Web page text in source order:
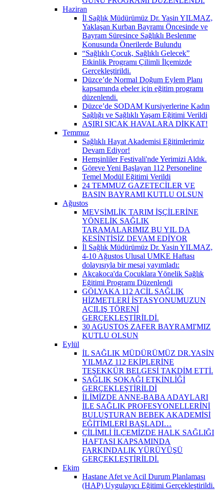
Haziran
İl Sağlık Müdürümüz Dr. Yasin YILMAZ,
Yaklaşan Kurban Bayramı Öncesinde ve
Bayram Süresince Sağlıklı Beslenme
Konusunda Önerilerde Bulundu
“Sağlıklı Çocuk, Sağlıklı Gelecek”
Etkinlik Programı Çilimli İlçemizde
Gerçekleştirildi.
Düzce’de Normal Doğum Eylem Planı
kapsamında ebeler için eğitim programı
düzenlendi.
Düzce’de SODAM Kursiyerlerine Kadın
Sağlığı ve Sağlıklı Yaşam Eğitimi Verildi
AŞIRI SICAK HAVALARA DİKKAT!
Temmuz
Sağlıklı Hayat Akademisi Eğitimlerimiz
Devam Ediyor!
Hemşinliler Festivali'nde Yerimizi Aldık.
Göreve Yeni Başlayan 112 Personeline
Temel Modül Eğitimi Verildi
24 TEMMUZ GAZETECİLER VE
BASIN BAYRAMI KUTLU OLSUN
Ağustos
MEVSİMLİK TARIM İŞÇİLERİNE
YÖNELİK SAĞLIK
TARAMALARIMIZ BU YIL DA
KESİNTİSİZ DEVAM EDİYOR
İl Sağlık Müdürümüz Dr. Yasin YILMAZ,
4-10 Ağustos Ulusal UMKE Haftası
dolayısıyla bir mesaj yayımladı:
Akçakoca'da Çocuklara Yönelik Sağlık
Eğitimi Programı Düzenlendi
GÖLYAKA 112 ACİL SAĞLIK
HİZMETLERİ İSTASYONUMUZUN
AÇILIŞ TÖRENİ
GERÇEKLEŞTİRİLDİ.
30 AGUSTOS ZAFER BAYRAMI'MIZ
KUTLU OLSUN
Eylül
İL SAĞLIK MÜDÜRÜMÜZ DR.YASİN
YILMAZ 112 EKİPLERİNE
TEŞEKKÜR BELGESİ TAKDİM ETTİ.
SAĞLIK SOKAĞI ETKİNLİĞİ
GERÇEKLEŞTİRİLDİ
İLİMİZDE ANNE-BABA ADAYLARI
İLE SAĞLIK PROFESYONELLERİNİ
BULUŞTURAN BEBEK AKADEMİSİ
EĞİTİMLERİ BAŞLADI…
ÇİLİMLİ İLÇEMİZDE HALK SAĞLIĞI
HAFTASI KAPSAMINDA
FARKINDALIK YÜRÜYÜŞÜ
GERÇEKLEŞTİRİLDİ.
Ekim
Hastane Afet ve Acil Durum Planlaması
(HAP) Uygulayıcı Eğitimi Gerçekleştirildi.